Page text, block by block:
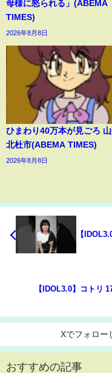
母様に怒られる」(ABEMA
TIMES)
2026年8月8日
ひまわり40万本が見ごろ 山
北杜市(ABEMA TIMES)
2026年8月8日
【
【IDOL3.0】コトリ
Xでフォロー
おすすめの記事